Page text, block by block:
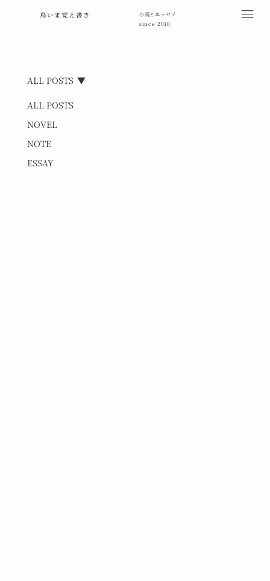
鳥いま覚え書き
小説とエッセイ
since 2010
ALL POSTS
NOVEL
NOTE
ESSAY
ALL POSTS